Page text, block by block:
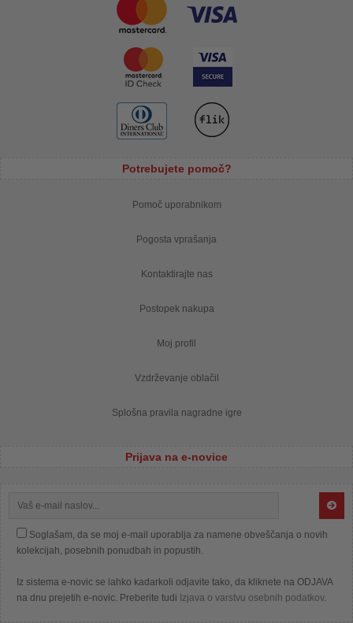
Potrebujete pomoč?
Pomoč uporabnikom
Pogosta vprašanja
Kontaktirajte nas
Postopek nakupa
Moj profil
Vzdrževanje oblačil
Splošna pravila nagradne igre
Prijava na e-novice
Soglašam, da se moj e-mail uporablja za namene obveščanja o novih
kolekcijah, posebnih ponudbah in popustih.
Iz sistema e-novic se lahko kadarkoli odjavite tako, da kliknete na ODJAVA
na dnu prejetih e-novic. Preberite tudi Izjava o varstvu osebnih podatkov.